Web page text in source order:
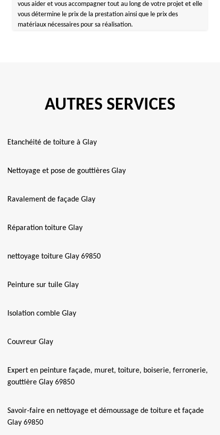
vous aider et vous accompagner tout au long de votre projet et elle
vous détermine le prix de la prestation ainsi que le prix des
matériaux nécessaires pour sa réalisation.
AUTRES SERVICES
Etanchéité de toiture à Glay
Nettoyage et pose de gouttières Glay
Ravalement de façade Glay
Réparation toiture Glay
nettoyage toiture Glay 69850
Peinture sur tuile Glay
Isolation comble Glay
Couvreur Glay
Expert en peinture façade, muret, toiture, boiserie, ferronerie,
gouttière Glay 69850
Savoir-faire en nettoyage et démoussage de toiture et façade
Glay 69850